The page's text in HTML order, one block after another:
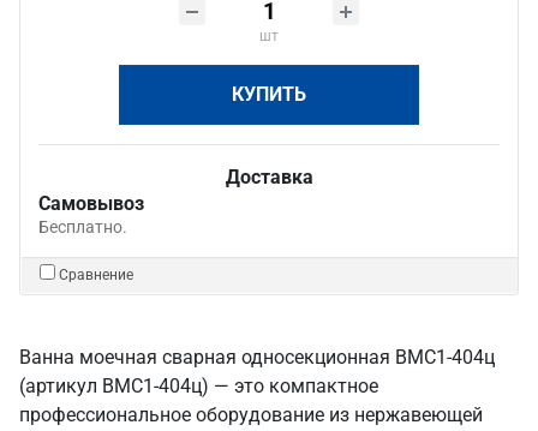
шт
КУПИТЬ
Доставка
Самовывоз
Бесплатно.
Сравнение
Ванна моечная сварная односекционная ВМС1-404ц
(артикул ВМС1-404ц) — это компактное
профессиональное оборудование из нержавеющей